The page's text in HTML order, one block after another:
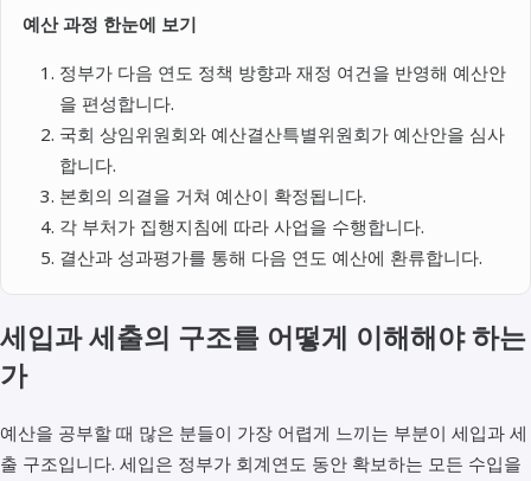
예산 과정 한눈에 보기
정부가 다음 연도 정책 방향과 재정 여건을 반영해 예산안
을 편성합니다.
국회 상임위원회와 예산결산특별위원회가 예산안을 심사
합니다.
본회의 의결을 거쳐 예산이 확정됩니다.
각 부처가 집행지침에 따라 사업을 수행합니다.
결산과 성과평가를 통해 다음 연도 예산에 환류합니다.
세입과 세출의 구조를 어떻게 이해해야 하는
가
예산을 공부할 때 많은 분들이 가장 어렵게 느끼는 부분이 세입과 세
출 구조입니다. 세입은 정부가 회계연도 동안 확보하는 모든 수입을